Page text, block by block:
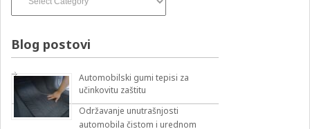
pesama
Blog postovi
Automobilski gumi tepisi za
učinkovitu zaštitu
Održavanje unutrašnjosti
automobila čistom i urednom